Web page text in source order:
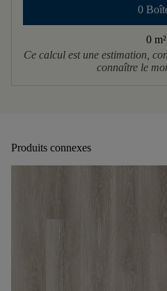
0
0 m²
Ce calcul est une estimation,
connaître le
Produits connexes